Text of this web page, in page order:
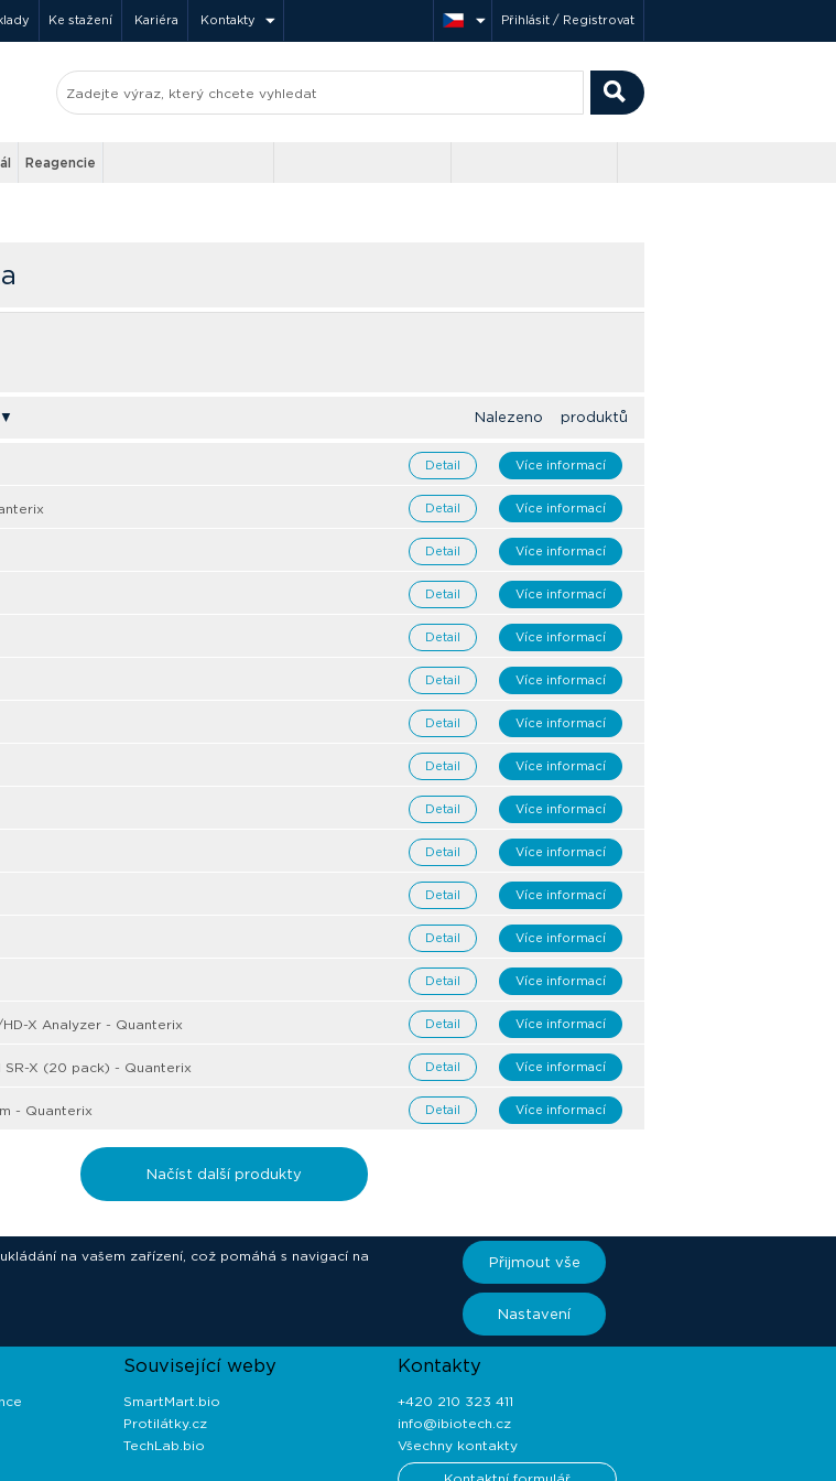
Ke stažení Kariéra Kontakty Přihlásit / Registrovat
Reagencie
▼ Nalezeno produktů
Více informací
Detail
Více informací
Detail
Více informací
Detail
Více informací
Detail
Více informací
Detail
Více informací
Detail
Více informací
Detail
Více informací
Detail
Více informací
Detail
Více informací
Detail
Více informací
Detail
Více informací
Detail
Více informací
Detail
X Analyzer - Quanterix Více informací
Detail
SR-X (20 pack) - Quanterix Více informací
Detail
- Quanterix Více informací
Detail
Načíst další produkty
na vašem zařízení, což pomáhá s navigací na
Přijmout vše
Nastavení
Související weby
SmartMart.bio
Protilátky.cz
TechLab.bio
Kontakty
+420 210 323 411
info@ibiotech.cz
Všechny kontakty